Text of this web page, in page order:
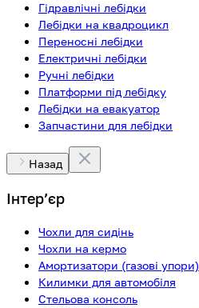
Гідравлічні лебідки
Лебідки на квадроцикл
Переносні лебідки
Електричні лебідки
Ручні лебідки
Платформи під лебідку
Лебідки на евакуатор
Запчастини для лебідки
Назад
Інтерʼєр
Чохли для сидінь
Чохли на кермо
Амортизатори (газові упори)
Килимки для автомобіля
Стельова консоль